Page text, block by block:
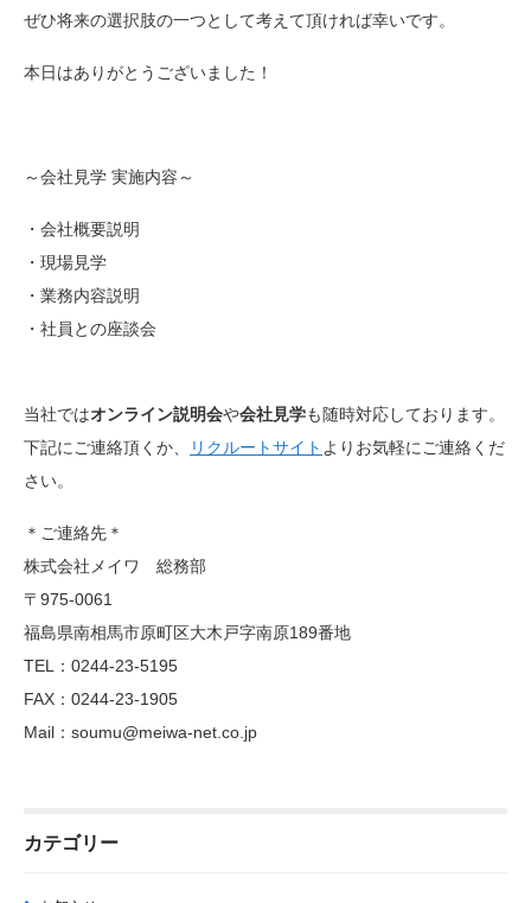
ぜひ将来の選択肢の一つとして考えて頂ければ幸いです。
本日はありがとうございました！
～会社見学 実施内容～
・会社概要説明
・現場見学
・業務内容説明
・社員との座談会
当社ではオンライン説明会や会社見学も随時対応しております。
下記にご連絡頂くか、
リクルートサイト よりお気軽にご連絡くだ
さい。
＊ご連絡先＊
株式会社メイワ 総務部
〒975-0061
福島県南相馬市原町区大木戸字南原189番地
TEL：0244-23-5195
FAX：0244-23-1905
Mail：soumu@meiwa-net.co.jp
カテゴリー